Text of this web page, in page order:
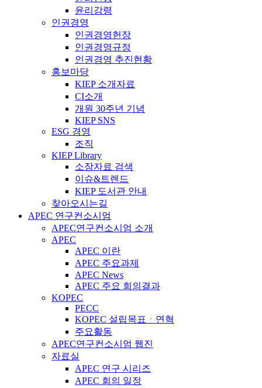
윤리강령
인권경영
인권경영헌장
인권경영규정
인권경영 추진현황
홍보마당
KIEP 소개자료
CI소개
개원 30주년 기념
KIEP SNS
ESG 경영
조직
KIEP Library
소장자료 검색
이슈&트렌드
KIEP 도서관 안내
찾아오시는길
APEC 연구컨소시엄
APEC연구컨소시엄 소개
APEC
APEC 이란
APEC 주요과제
APEC News
APEC 주요 회의결과
KOPEC
PECC
KOPEC 설립목표ㆍ연혁
주요활동
APEC연구컨소시엄 웹진
자료실
APEC 연구 시리즈
APEC 회의 일정